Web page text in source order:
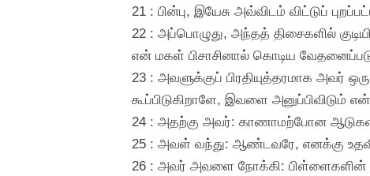
21 : பின்பு, இயேசு அவ்விடம் விட்டுப்
22 : அப்பொழுது, அந்தத் திசைகளில்
என் மகள் பிசாசினால் கொடிய
23 : அவளுக்குப் பிரதியுத்தரமாக
கூப்பிடுகிறாளே, இவளை
24 : அதற்கு அவர்: காணாமற்போன
25 : அவள் வந்து: ஆண்டவரே, எனக்கு
26 : அவர் அவளை நோக்கி: பிள்ளைகளின்